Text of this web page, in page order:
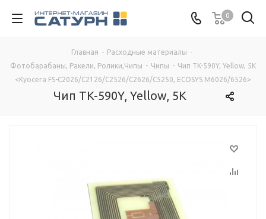
0
Главная - Расходные материалы -
Фотобарабаны, Ракели, Ролики,Чипы - Чипы - Чип TK-590Y, Yellow, 5K
<Kyocera FS-C2026/C2126/C2526/C2626/C5250, ECOSYS M6026/6526>
Чип TK-590Y, Yellow, 5K